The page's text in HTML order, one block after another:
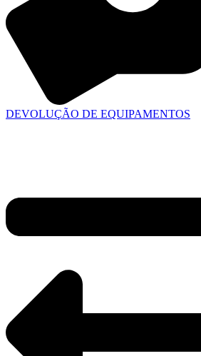
DEVOLUÇÃO DE EQUIPAMENTOS